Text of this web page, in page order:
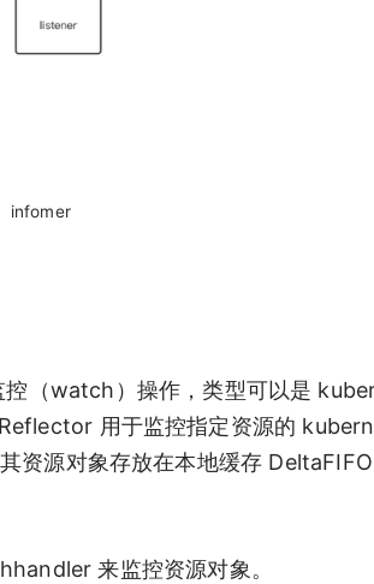
infomer
（watch）操作，类型可以是
用于监控指定资源的
资源对象存放在本地缓存 DeltaFIFO
来监控资源对象。